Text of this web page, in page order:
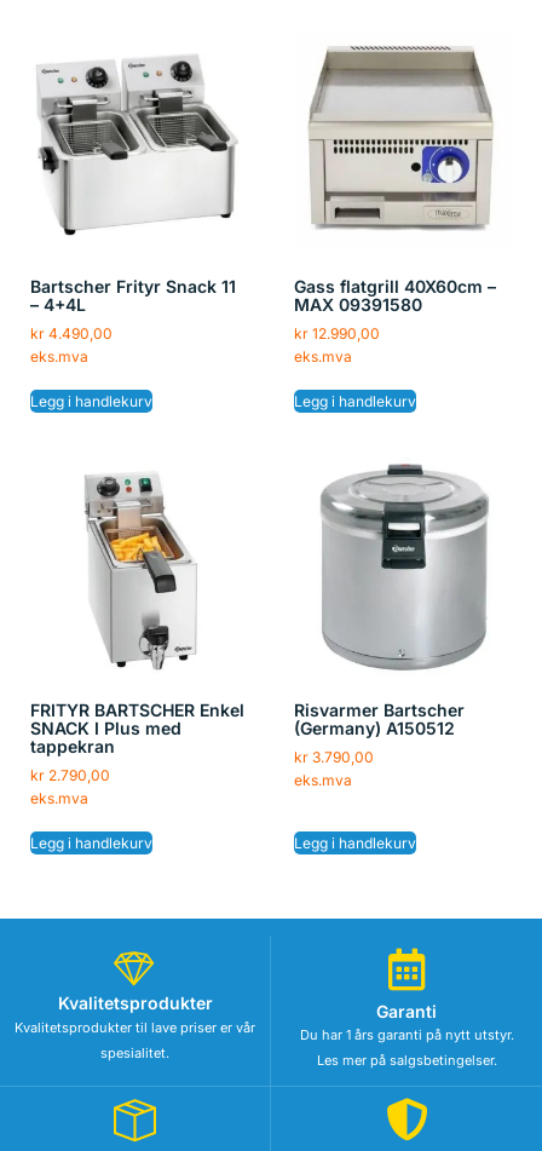
Bartscher Frityr Snack 11
– 4+4L
kr 4.490,00
eks.mva
Legg i handlekurv
Gass flatgrill 40X60cm –
MAX 09391580
kr12.990,00
eks.mva
Legg i handlekurv
FRITYR BARTSCHER Enkel
SNACK I Plus med
tappekran
kr 2.790,00
eks.mva
Legg i handlekurv
Risvarmer Bartscher
(Germany) A150512
kr3.790,00
eks.mva
Legg i handlekurv
Kvalitetsprodukter
Kvalitetsprodukter til lave priser er vår
spesialitet.
Garanti
Du har 1 års garanti på nytt utstyr.
Les mer på salgsbetingelser.